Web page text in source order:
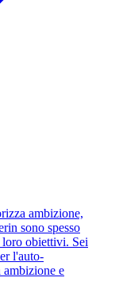
ambizione,
sono spesso
loro obiettivi. Sei
l'auto-
ambizione e